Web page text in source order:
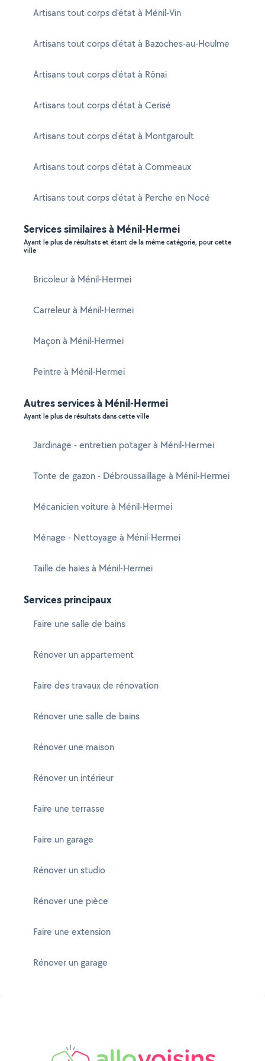
Artisans tout corps d'état à Ménil-Vin
Artisans tout corps d'état à Bazoches-au-Houlme
Artisans tout corps d'état à Rônai
Artisans tout corps d'état à Cerisé
Artisans tout corps d'état à Montgaroult
Artisans tout corps d'état à Commeaux
Artisans tout corps d'état à Perche en Nocé
Services similaires à Ménil-Hermei
Ayant le plus de résultats et étant de la même catégorie, pour cette
ville
Bricoleur à Ménil-Hermei
Carreleur à Ménil-Hermei
Maçon à Ménil-Hermei
Peintre à Ménil-Hermei
Autres services à Ménil-Hermei
Ayant le plus de résultats dans cette ville
Jardinage - entretien potager à Ménil-Hermei
Tonte de gazon - Débroussaillage à Ménil-Hermei
Mécanicien voiture à Ménil-Hermei
Ménage - Nettoyage à Ménil-Hermei
Taille de haies à Ménil-Hermei
Services principaux
Faire une salle de bains
Rénover un appartement
Faire des travaux de rénovation
Rénover une salle de bains
Rénover une maison
Rénover un intérieur
Faire une terrasse
Faire un garage
Rénover un studio
Rénover une pièce
Faire une extension
Rénover un garage